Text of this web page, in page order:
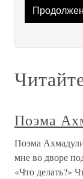
Поэма
Поэма
мне во дворе
«Что делать?»